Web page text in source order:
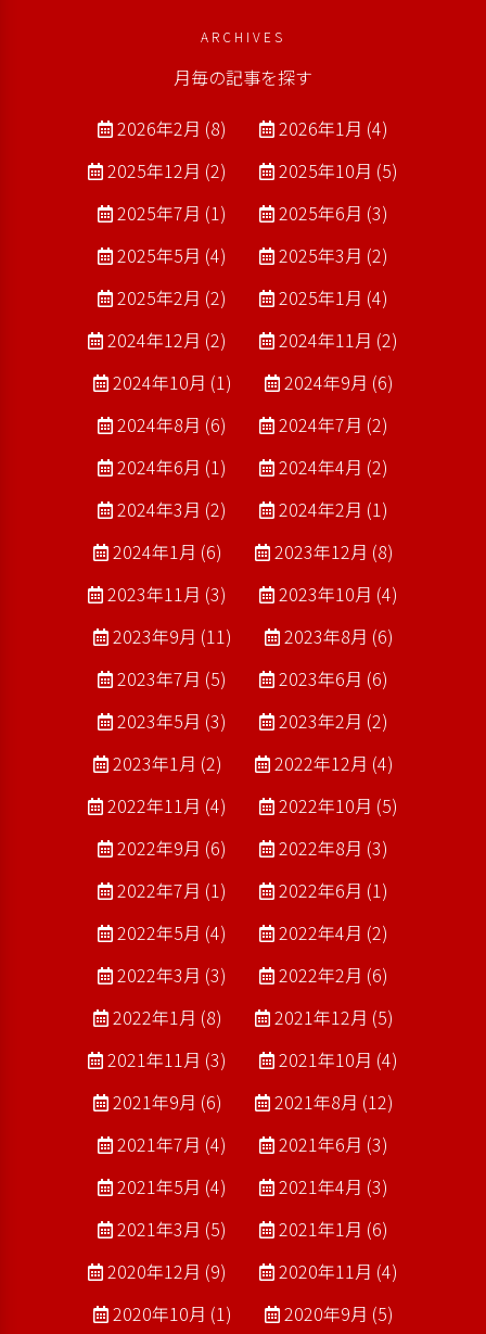
ARCHIVES
月毎の記事を探す
2026年2月 (8)
2026年1月 (4)
2025年12月 (2)
2025年10月 (5)
2025年7月 (1)
2025年6月 (3)
2025年5月 (4)
2025年3月 (2)
2025年2月 (2)
2025年1月 (4)
2024年12月 (2)
2024年11月 (2)
2024年10月 (1)
2024年9月 (6)
2024年8月 (6)
2024年7月 (2)
2024年6月 (1)
2024年4月 (2)
2024年3月 (2)
2024年2月 (1)
2024年1月 (6)
2023年12月 (8)
2023年11月 (3)
2023年10月 (4)
2023年9月 (11)
2023年8月 (6)
2023年7月 (5)
2023年6月 (6)
2023年5月 (3)
2023年2月 (2)
2023年1月 (2)
2022年12月 (4)
2022年11月 (4)
2022年10月 (5)
2022年9月 (6)
2022年8月 (3)
2022年7月 (1)
2022年6月 (1)
2022年5月 (4)
2022年4月 (2)
2022年3月 (3)
2022年2月 (6)
2022年1月 (8)
2021年12月 (5)
2021年11月 (3)
2021年10月 (4)
2021年9月 (6)
2021年8月 (12)
2021年7月 (4)
2021年6月 (3)
2021年5月 (4)
2021年4月 (3)
2021年3月 (5)
2021年1月 (6)
2020年12月 (9)
2020年11月 (4)
2020年10月 (1)
2020年9月 (5)